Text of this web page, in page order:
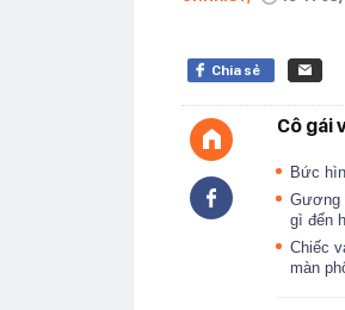
Chia sẻ
Cô gái
Bức
Gương
gì đến
Chiếc
màn